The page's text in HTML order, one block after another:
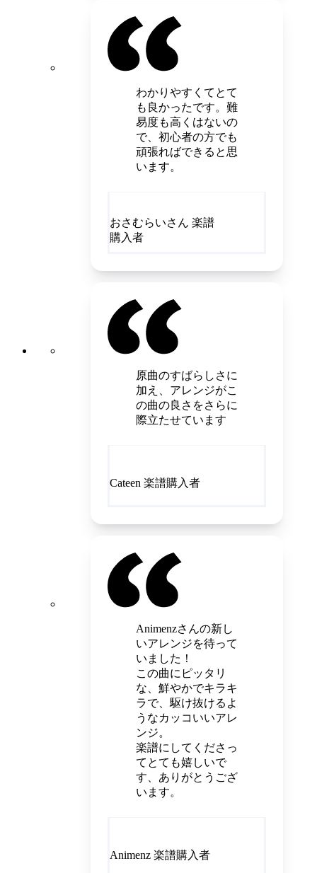
わかりやすくてとて
も良かったです。難
易度も高くはないの
で、初心者の方でも
頑張ればできると思
います。
おさむらいさん 楽譜
購入者
原曲のすばらしさに
加え、アレンジがこ
の曲の良さをさらに
際立たせています
Cateen 楽譜購入者
Animenzさんの新し
いアレンジを待って
いました！
この曲にピッタリ
な、鮮やかでキラキ
ラで、駆け抜けるよ
うなカッコいいアレ
ンジ。
楽譜にしてくださっ
てとても嬉しいで
す、ありがとうござ
います。
Animenz 楽譜購入者